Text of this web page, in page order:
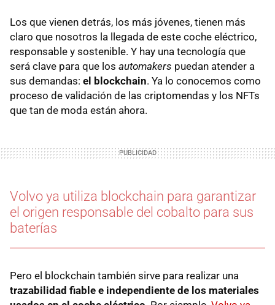
Los que vienen detrás, los más jóvenes, tienen más
claro que nosotros la llegada de este coche eléctrico,
responsable y sostenible. Y hay una tecnología que
será clave para que los automakers puedan atender a
sus demandas: el blockchain. Ya lo conocemos como
proceso de validación de las criptomendas y los NFTs
que tan de moda están ahora.
Volvo ya utiliza blockchain para garantizar
el origen responsable del cobalto para sus
baterías
Pero el blockchain también sirve para realizar una
trazabilidad fiable e independiente de los materiales